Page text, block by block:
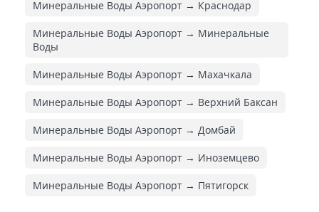
Минеральные Воды Аэропорт → Краснодар
Минеральные Воды Аэропорт → Минеральные
Воды
Минеральные Воды Аэропорт → Махачкала
Минеральные Воды Аэропорт → Верхний Баксан
Минеральные Воды Аэропорт → Домбай
Минеральные Воды Аэропорт → Иноземцево
Минеральные Воды Аэропорт → Пятигорск